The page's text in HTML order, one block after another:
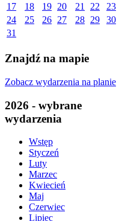
17
18 19 20 21 22
23
24
25 26 27 28 29
30
31
Znajdź na mapie
Zobacz wydarzenia na planie
2026 - wybrane
wydarzenia
Wstęp
Styczeń
Luty
Marzec
Kwiecień
Maj
Czerwiec
Lipiec